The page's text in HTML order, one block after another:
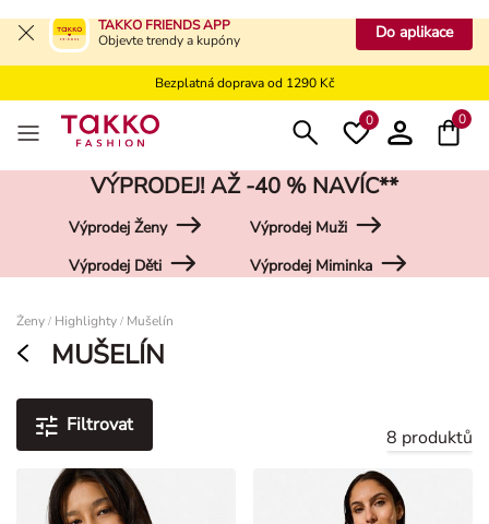
TAKKO FRIENDS APP
Objevte trendy a kupóny
Do aplikace
Doprava zdarma do vaší pobočky od 499 Kč
Bezplatná doprava od 1290 Kč
Bezplatné vrácení na kamennou prodejnu0 0
VÝPRODEJ! AŽ -40 % NAVÍC**
Výprodej Ženy
Výprodej Muži
Výprodej Děti
Výprodej Miminka
Ženy / Highlighty / Mušelín
MUŠELÍN
Filtrovat
8 produktů